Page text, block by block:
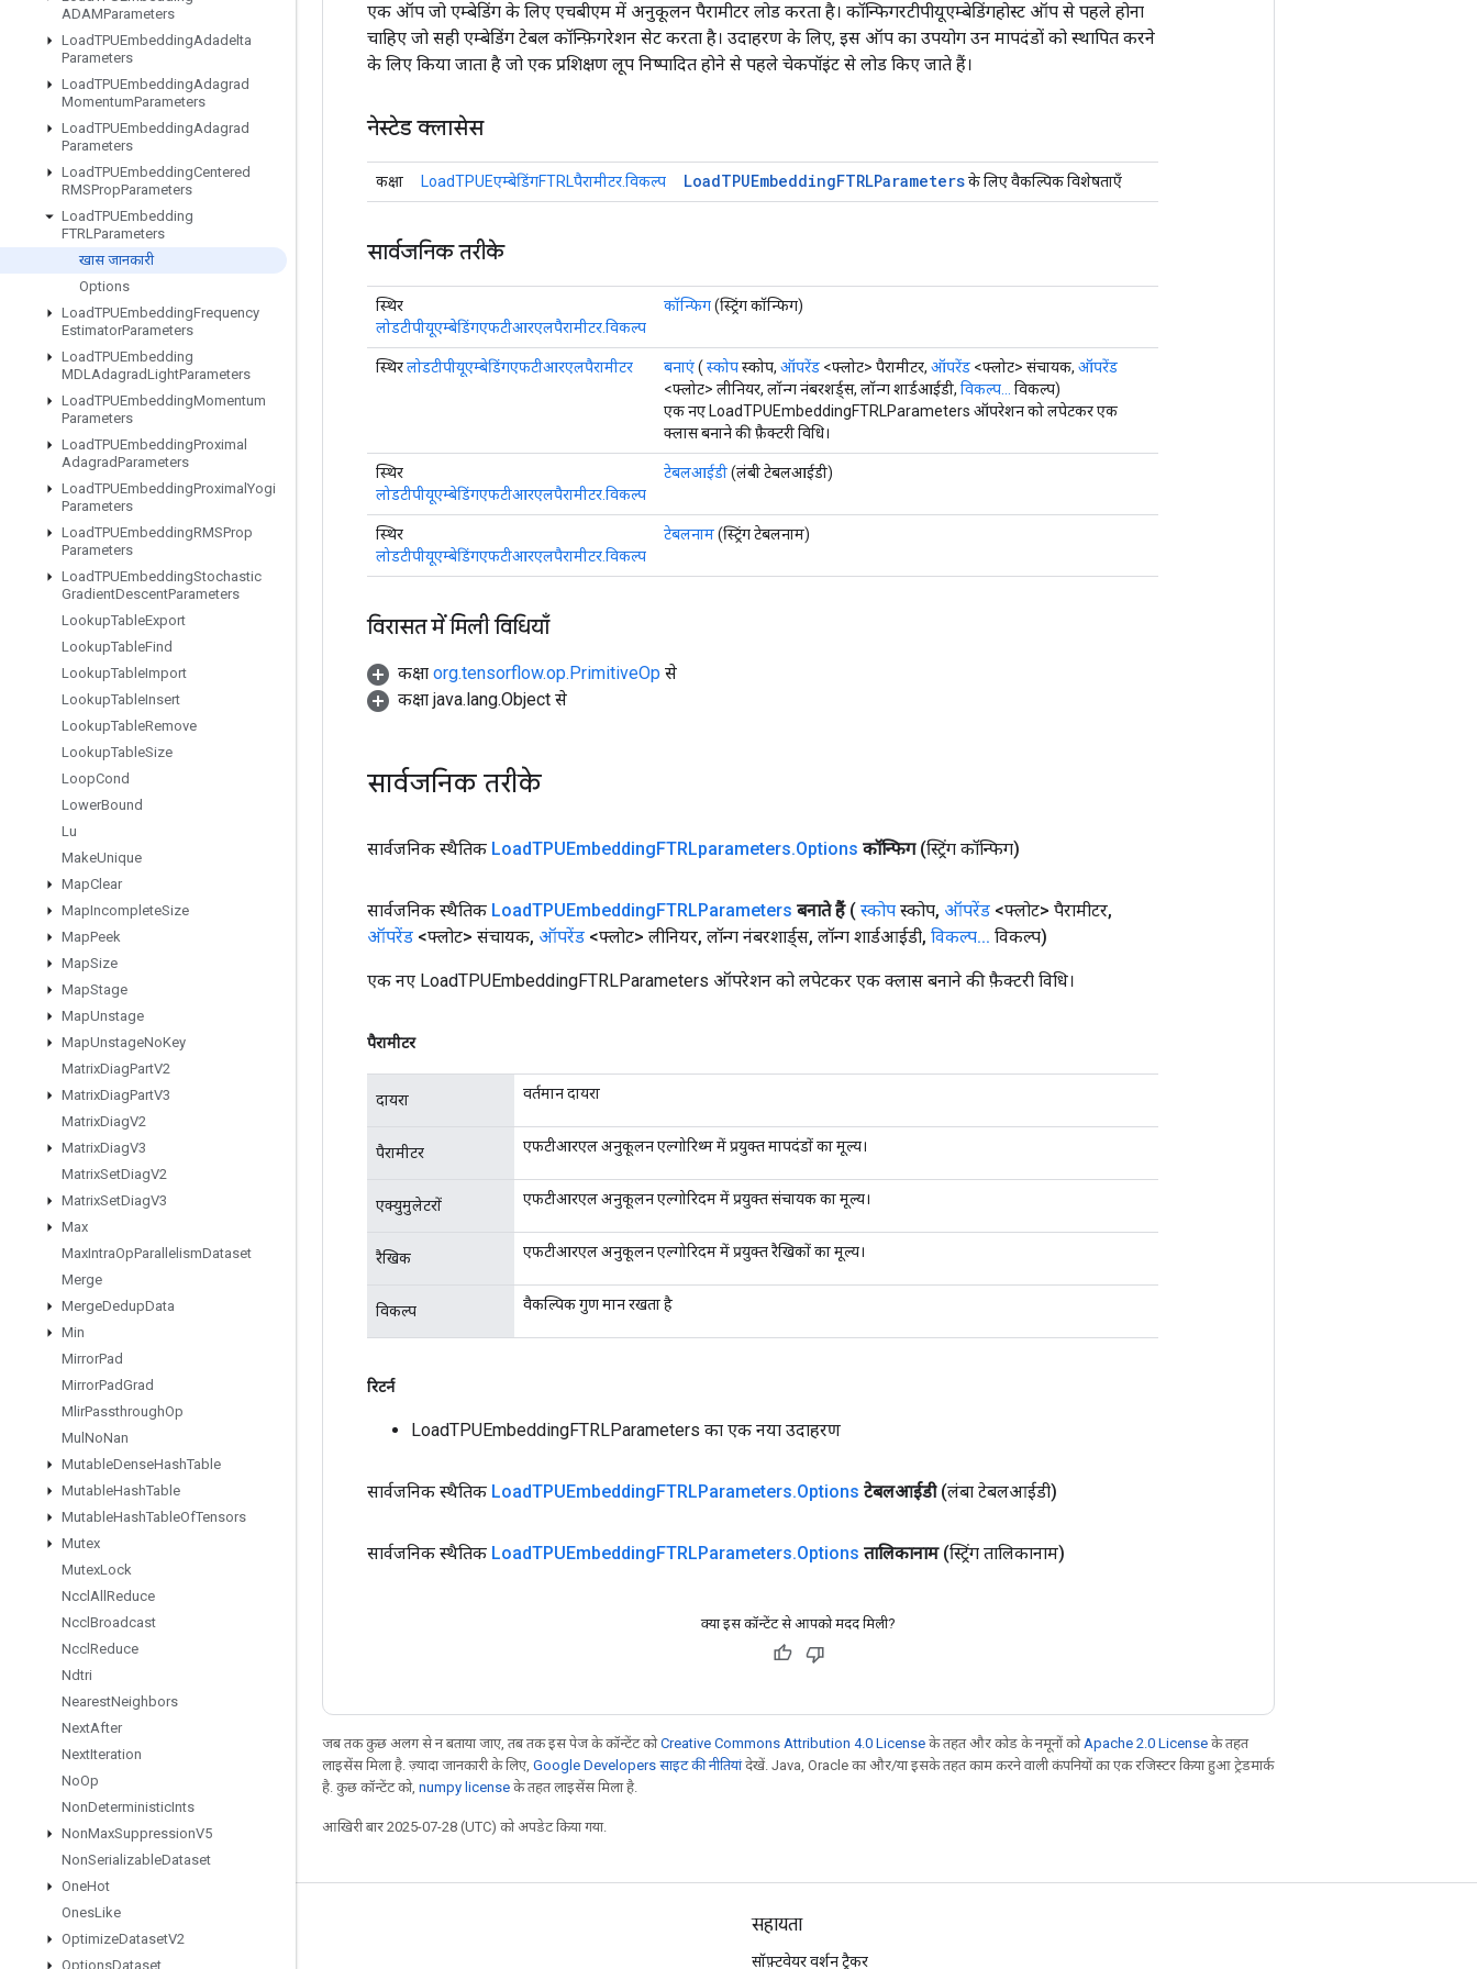
ADAMParameters
LoadTPUEmbeddingAdadelta
Parameters
LoadTPUEmbeddingAdagrad
MomentumParameters
LoadTPUEmbeddingAdagrad
Parameters
LoadTPUEmbeddingCentered
RMSPropParameters
LoadTPUEmbedding
FTRLParameters
खास जानकारी
Options
LoadTPUEmbeddingFrequency
EstimatorParameters
LoadTPUEmbedding
MDLAdagradLightParameters
LoadTPUEmbeddingMomentum
Parameters
LoadTPUEmbeddingProximal
AdagradParameters
LoadTPUEmbeddingProximal Yogi
Parameters
LoadTPUEmbeddingRMSProp
Parameters
LoadTPUEmbeddingStochastic
GradientDescentParameters
LookupTableExport
LookupTableFind
LookupTableImport
LookupTableInsert
LookupTableRemove
LookupTableSize
LoopCond
LowerBound
Lu
MakeUnique
MapClear
MapIncompleteSize
MapPeek
MapSize
MapStage
MapUnstage
MapUnstageNoKey
MatrixDiagPartV2
MatrixDiagPartV3
MatrixDiagV2
MatrixDiagV3
MatrixSetDiagV2
MatrixSetDiagV3
Max
MaxIntraOpParallelismDataset
Merge
MergeDedupData
Min
MirrorPad
MirrorPadGrad
MlirPassthroughOp
Mul NoNan
MutableDenseHashTable
MutableHashTable
MutableHashTableOfTensors
Mutex
MutexLock
Nccl All Reduce
Nccl Broadcast
Nccl Reduce
Ndtri
NearestNeighbors
NextAfter
NextIteration
NoOp
NonDeterministicInts
NonMaxSuppressionV5
NonSerializableDataset
OneHot
OnesLike
OptimizeDatasetV2
OptionsDataset
एक ऑप जो एम्बेडिंग के लिए एचबीएम में अनुकूलन पैरामीटर लोड करता है। कॉन्फिगरटीपीयूएम्बेडिंगहोस्ट ऑप से पहले होना
चाहिए जो सही एम्बेडिंग टेबल कॉन्फ़िगरेशन सेट करता है। उदाहरण के लिए, इस ऑप का उपयोग उन मापदंडों को स्थापित करने
के लिए किया जाता है जो एक प्रशिक्षण लूप निष्पादित होने से पहले चेकपॉइंट से लोड किए जाते हैं।
नेस्टेड क्लासेस
कक्षा LoadTPUEएम्बेडिंगFTRLपैरामीटर.विकल्प LoadTPUEmbeddingFTRLParametersके लिए वैकल्पिक विशेषताएँ
सार्वजनिक तरीके
स्थिर
लोडटीपीयूएम्बेडिंगएफटीआरएलपैरामीटर.विकल्प
कॉन्फिग(स्ट्रिंग कॉन्फिग)
स्थिरलोडटीपीयूएम्बेडिंगएफटीआरएलपैरामीटर बनाएं( स्कोपस्कोप, ऑपरेंड <फ्लोट> पैरामीटर, ऑपरेंड <फ्लोट> संचायक, ऑपरेंड
<फ्लोट> लीनियर, लॉन्ग नंबरशर्ड्स, लॉन्ग शार्डआईडी, विकल्प...
विकल्प)
एक नए LoadTPUEmbeddingFTRLParameters ऑपरेशन को लपेटकर एक
क्लास बनाने की फ़ैक्टरी विधि।
स्थिर
लोडटीपीयूएम्बेडिंगएफटीआरएलपैरामीटर.विकल्प
टेबलआईडी(लंबी टेबलआईडी)
स्थिर
लोडटीपीयूएम्बेडिंगएफटीआरएलपैरामीटर.विकल्प
टेबलनाम(स्ट्रिंग टेबलनाम)
विरासत में मिली विधियाँ
कक्षा org.tensorflow.op.PrimitiveOp से
कक्षा java.lang.Object से
सार्वजनिक तरीके
सार्वजनिक स्थैतिक LoadTPUEmbeddingFTRLparameters.Options कॉन्फिग (स्ट्रिंग कॉन्फिग)
सार्वजनिक स्थैतिक LoadTPUEmbeddingFTRLParameters बनाते हैं ( स्कोप स्कोप, ऑपरेंड <फ्लोट> पैरामीटर,
ऑपरेंड <फ्लोट> संचायक, ऑपरेंड <फ्लोट> लीनियर, लॉन्ग नंबरशार्ड्स, लॉन्ग शार्डआईडी, विकल्प... विकल्प)
एक नए LoadTPUEmbeddingFTRLParameters ऑपरेशन को लपेटकर एक क्लास बनाने की फ़ैक्टरी विधि।
पैरामीटर
दायरा वर्तमान दायरा
पैरामीटर एफटीआरएल अनुकूलन एल्गोरिथ्म में प्रयुक्त मापदंडों का मूल्य।
एक्युमुलेटरों एफटीआरएल अनुकूलन एल्गोरिदम में प्रयुक्त संचायक का मूल्य।
रैखिक एफटीआरएल अनुकूलन एल्गोरिदम में प्रयुक्त रैखिकों का मूल्य।
विकल्प वैकल्पिक गुण मान रखता है
रिटर्न
LoadTPUEmbeddingFTRLParameters का एक नया उदाहरण
सार्वजनिक स्थैतिक LoadTPUEmbeddingFTRLParameters.Options टेबलआईडी (लंबा टेबलआईडी)
सार्वजनिक स्थैतिक LoadTPUEmbeddingFTRLParameters.Options तालिकानाम (स्ट्रिंग तालिकानाम)
क्या इस कॉन्टेंट से आपको मदद मिली?
जब तक कुछ अलग से न बताया जाए, तब तक इस पेज के कॉन्टेंट कोCreative Commons Attribution 4.0 License के तहत और कोड के नमूनों को Apache 2.0 License के तहत
लाइसेंस मिला है. ज़्यादा जानकारी के लिए, Google Developers साइट की नीतियांदेखें. Java, Oracle का और/या इसके तहत काम करने वाली कंपनियों का एक रजिस्टर किया हुआ ट्रेडमार्क
है. कुछ कॉन्टेंट को, numpy license के तहत लाइसेंस मिला है.
आखिरी बार 2025-07-28 (UTC) को अपडेट किया गया.
ब्लॉग
सहायता
सॉफ़्टवेयर वर्शन ट्रैकर